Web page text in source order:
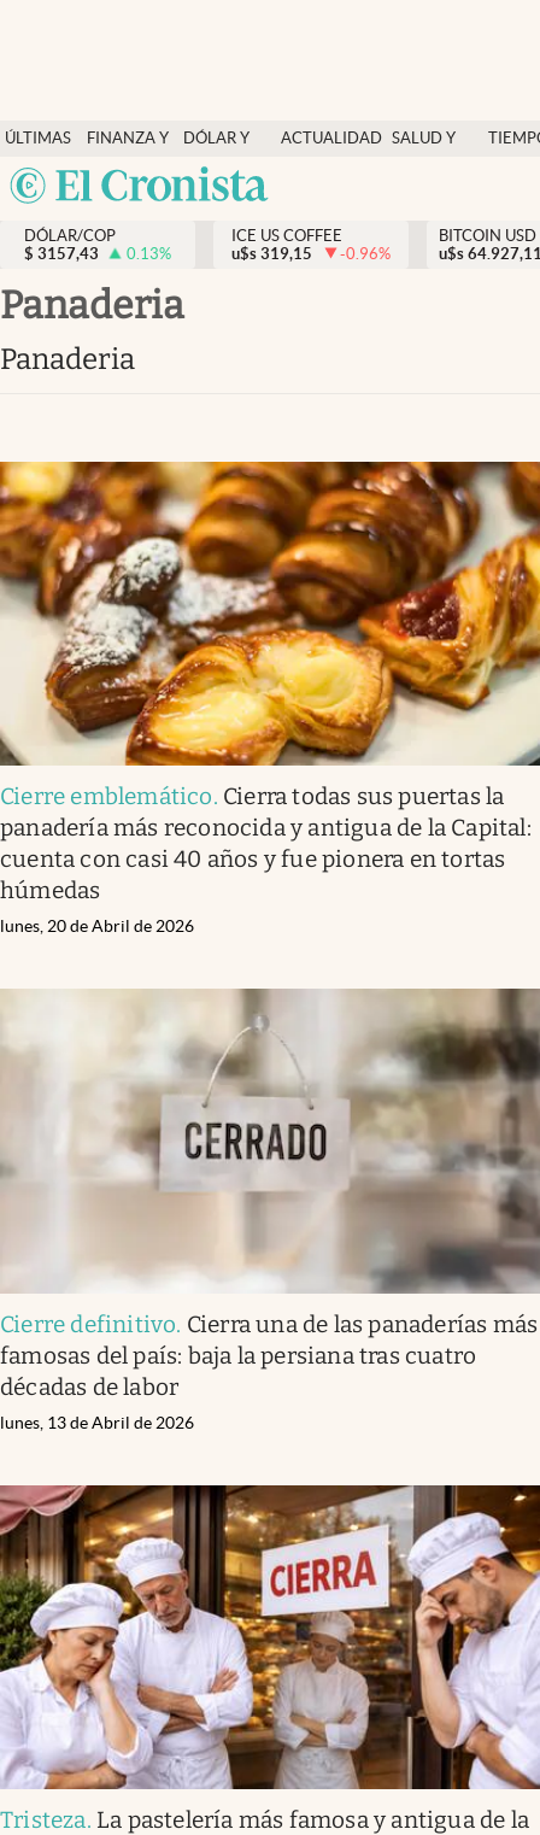
ÚLTIMAS
NOTICIAS
FINANZA Y
ECONOMÍA
DÓLAR Y
MERCADOS
ACTUALIDAD SALUD Y
México
Salud y nutrición
Vida espiritual
Actualidad
Dólar y mercados
Curiosidades
DÓLAR/COP
$ 3157,43 0.13%
ICE US COFFEE
u$s 319,15 -0.96%
BITCOIN USD
u$s
Panaderia
Panaderia
Cierre emblemático. Cierra todas sus puertas la
panadería más reconocida y antigua de la Capital:
cuenta con casi 40 años y fue pionera en tortas
húmedas
lunes, 20 de Abril de 2026
Cierre definitivo. Cierra una de las panaderías más
famosas del país: baja la persiana tras cuatro
décadas de labor
lunes, 13 de Abril de 2026
Tristeza. La pastelería más famosa y antigua de la